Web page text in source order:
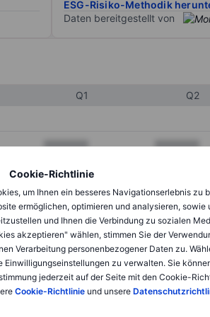
Cookie-Richtlinie
um Ihnen ein besseres Navigationserlebnis zu
ermöglichen, optimieren und analysieren, sowie
und Ihnen die Verbindung zu sozialen
akzeptieren" wählen, stimmen Sie der
Verarbeitung personenbezogener Daten zu.
Einwilligungseinstellungen zu verwalten. Sie
jederzeit auf der Seite mit den Cookie-
Cookie-Richtlinieund unsere
ESG-Risiko-Methodik
Daten bereitgestellt von
Q1 Q2
XXXXXXX XXXXXXX
XXXXXXX
XXXXXXX XXXXXXX
XXXXXXX XXXXXXX
XXXXXXX XXXXXXX